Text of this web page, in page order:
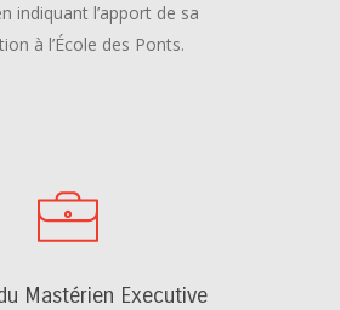
indiquant l’apport de sa
à l’École des Ponts.
Mastérien Executive